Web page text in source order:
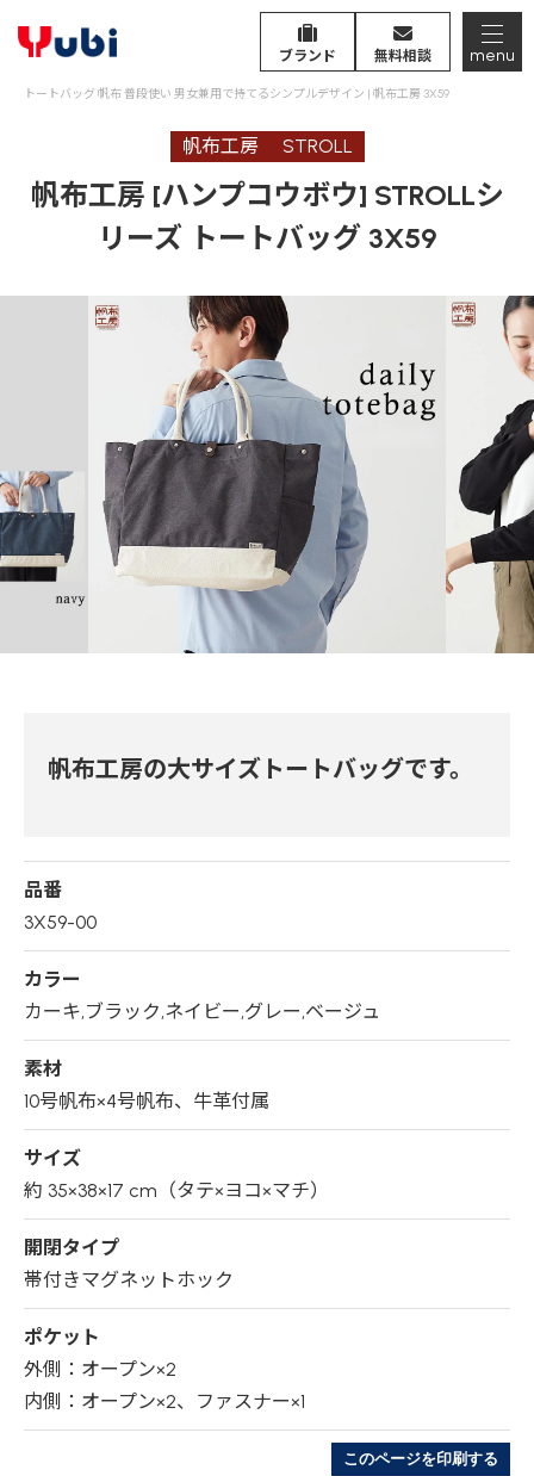
ブランド 無料相談 menu
トートバッグ 帆布 普段使い 男女兼用で持てるシンプルデザイン | 帆布工房 3X59
帆布工房 STROLL
帆布工房 [ハンプコウボウ] STROLLシ
リーズ トートバッグ 3X59
帆布工房の大サイズトートバッグです。
品番
3X59-00
カラー
カーキ,ブラック,ネイビー,グレー,ベージュ
素材
10号帆布×4号帆布、牛革付属
サイズ
約 35×38×17 cm（タテ×ヨコ×マチ）
開閉タイプ
帯付きマグネットホック
ポケット
外側：オープン×2
内側：オープン×2、ファスナー×1
このページを印刷する